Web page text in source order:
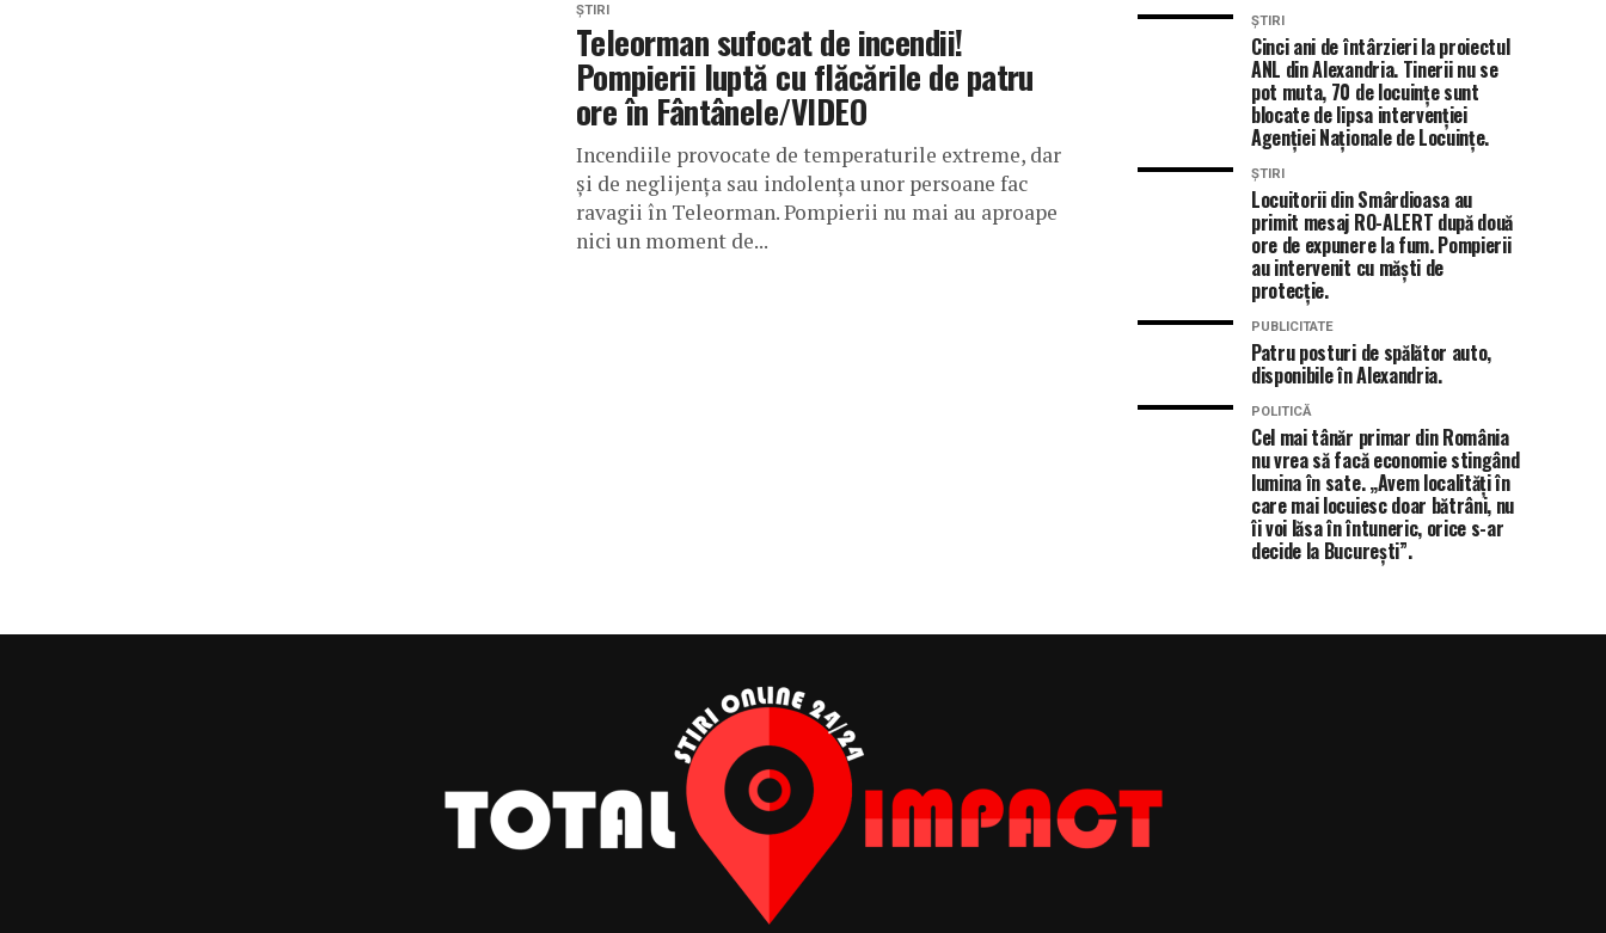
ȘTIRI
Teleorman sufocat de incendii!
Pompierii luptă cu flăcările de patru
ore în Fântânele/VIDEO
Incendiile provocate de temperaturile extreme, dar
și de neglijența sau indolența unor persoane fac
ravagii în Teleorman. Pompierii nu mai au aproape
nici un moment de...
ȘTIRI
Cinci ani de întârzieri la proiectul
ANL din Alexandria. Tinerii nu se
pot muta, 70 de locuințe sunt
blocate de lipsa intervenției
Agenției Naționale de Locuințe.
ȘTIRI
Locuitorii din Smârdioasa au
primit mesaj RO-ALERT după două
ore de expunere la fum. Pompierii
au intervenit cu măști de
protecție.
PUBLICITATE
Patru posturi de spălător auto,
disponibile în Alexandria.
POLITICĂ
Cel mai tânăr primar din România
nu vrea să facă economie stingând
lumina în sate. „Avem localități în
care mai locuiesc doar bătrâni, nu
îi voi lăsa în întuneric, orice s-ar
decide la București”.